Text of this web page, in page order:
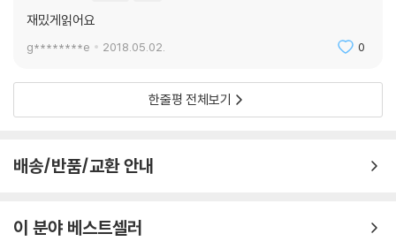
재밌게읽어요
g********e 2018.05.02. 0
한줄평 전체보기
배송/반품/교환 안내
이 분야 베스트셀러